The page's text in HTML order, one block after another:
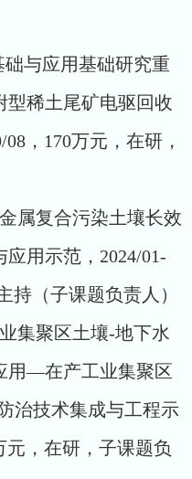
础与应用基础研究重
型稀土尾矿电驱回收
，170万元，在研，
属复合污染土壤长效
用示范，2024/01-
持（子课题负责人）
集聚区土壤-地下水
用—在产工业集聚区
治技术集成与工程示
元，在研，子课题负